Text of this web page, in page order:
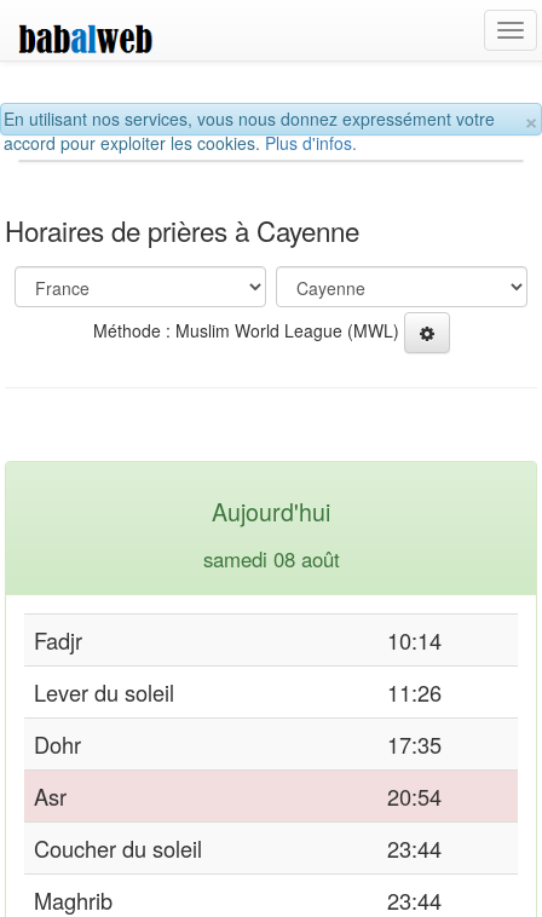
×
En utilisant nos services, vous nous donnez expressément votre
accord pour exploiter les cookies.Plus d'infos.
Horaires de prières à Cayenne
Méthode : Muslim World League (MWL)
Aujourd'hui
samedi 08 août
Fadjr
10:14
Lever du soleil
11:26
Dohr
17:35
Asr
20:54
Coucher du soleil
23:44
Maghrib
23:44